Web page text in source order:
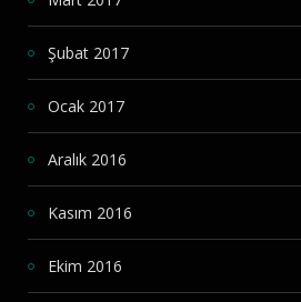
Şubat 2017
Ocak 2017
Aralık 2016
Kasım 2016
Ekim 2016